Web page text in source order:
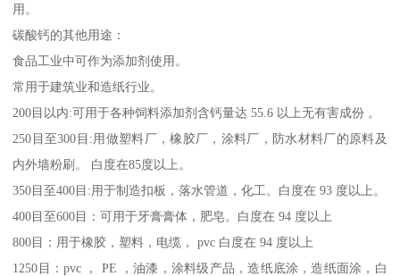
用。
碳酸钙的其他用途：
食品工业中可作为添加剂使用。
常用于建筑业和造纸行业。
200目以内:可用于各种饲料添加剂含钙量达 55.6 以上无有害成份 。
250目至300目:用做塑料厂，橡胶厂，涂料厂，防水材料厂的原料及
内外墙粉刷。 白度在85度以上。
350目至400目:用于制造扣板，落水管道，化工。白度在 93 度以上。
400目至600目：可用于牙膏膏体，肥皂。白度在 94 度以上
800目：用于橡胶，塑料，电缆， pvc 白度在 94 度以上
1250目：pvc ， PE ，油漆，涂料级产品，造纸底涂，造纸面涂，白